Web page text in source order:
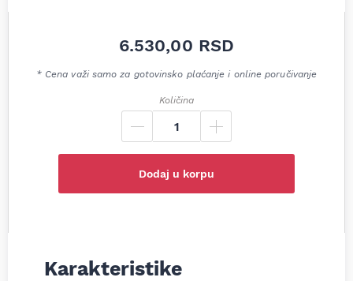
6.530,00 RSD
* Cena važi samo za gotovinsko plaćanje i online poručivanje
Količina
Dodaj u korpu
Karakteristike